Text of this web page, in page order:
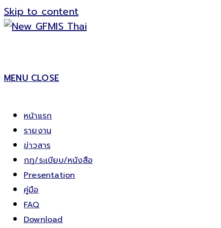
Skip to content
MENU CLOSE
หน้าแรก
รายงาน
ข่าวสาร
กฎ/ระเบียบ/หนังสือ
Presentation
คู่มือ
FAQ
Download